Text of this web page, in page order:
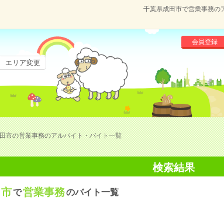
千葉県成田市で営業事務の
会員登録
エリア変更
市の営業事務のアルバイト・バイト一覧
検索結果
で営業事務のバイト一覧